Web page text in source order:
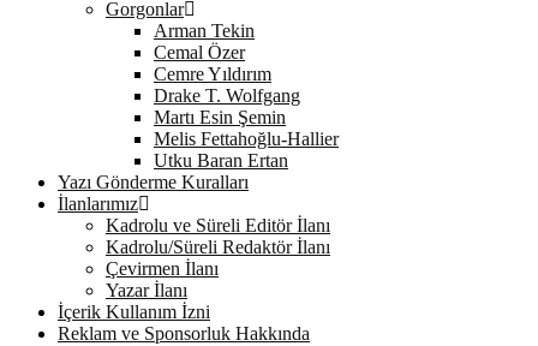
Gorgonlar
Arman Tekin
Cemal Özer
Cemre Yıldırım
Drake T. Wolfgang
Martı Esin Şemin
Melis Fettahoğlu-Hallier
Utku Baran Ertan
Yazı Gönderme Kuralları
İlanlarımız
Kadrolu ve Süreli Editör İlanı
Kadrolu/Süreli Redaktör İlanı
Çevirmen İlanı
Yazar İlanı
İçerik Kullanım İzni
Reklam ve Sponsorluk Hakkında